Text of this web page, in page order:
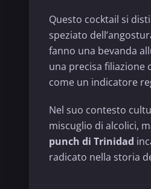
Questo cocktail si
speziato
fanno una bevanda
una precisa filiazione
come un indicatore
Nel suo contesto
miscuglio di alcolici,
punch di Trinidad
radicato nella storia